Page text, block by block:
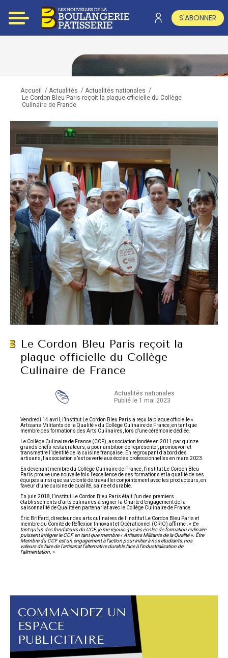
S'ABONNER
Accueil / Actualités / Actualités nationales /
Le Cordon Bleu Paris reçoit la plaque officielle du Collège
Culinaire de France
Le Cordon Bleu Paris reçoit la
plaque officielle du Collège
Culinaire de France
Actualités nationales
Publié le 1 mai 2023
Vendredi 14 avril, l’institut Le Cordon Bleu Paris a reçu la plaque officielle «
Artisans Militants de la Qualité » du Collège Culinaire de France, en tant que
membre des formations des Arts Culinaires, lors d’une cérémonie dédiée.
Le Collège Culinaire de France (CCF), association fondée en 2011 par quinze
grands chefs restaurateurs, a pour ambition de représenter, promouvoir et
transmettre l’identité de la cuisine française. En regroupant d’abord des
artisans, l’association s’est ouverte aux écoles professionnelles en mars 2023.
En devenant membre du Collège Culinaire de France, l’institut Le Cordon Bleu
Paris prouve une nouvelle fois l’excellence de ses formations et la qualité de ses
équipes ainsi que sa volonté de travailler conjointement avec les producteurs, en
faveur d’une cuisine de qualité, saine et durable.
En juin 2018, l’institut Le Cordon Bleu Paris était l’un des premiers
établissements d’arts culinaires à signer la Charte d’engagement de la
saisonnalité de Qualité en partenariat avec le Collège Culinaire de France.
Éric Briffard, directeur des arts culinaires de l’institut Le Cordon Bleu Paris et
membre du Comité de Réflexion Innovant et Opérationnel (CRIO) affirme : « En
tant qu’un des fondateurs du CCF, je me réjouis que les écoles de formation culinaire
puissent intégrer le CCF en tant que membre « Artisans Militants de la Qualité ». Être
Membre du CCF est un engagement à l’action pour initier à nos étudiants, nos
valeurs de faire de l’artisanat l’alternative durable face à l’industrialisation de
l’alimentation. »
COMMANDEZ UN
ESPACE
PUBLICITAIRE